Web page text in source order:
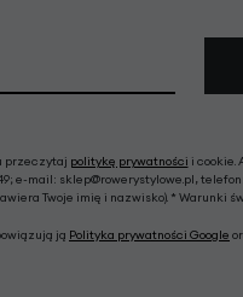
przeczytaj politykę prywatności i cookie.
e-mail: sklep@rowerystylowe.pl,
Twoje imię i nazwisko). * Warunki
ją Polityka prywatności Google